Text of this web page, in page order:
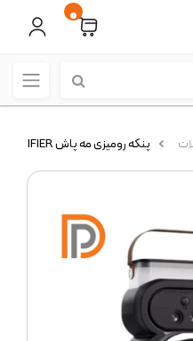
0
پنکه رومیزی مه پاش FAN HUMIDIFIER